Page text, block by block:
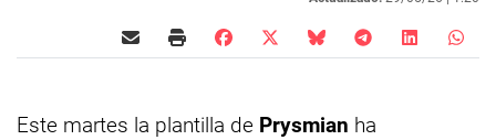
Este martes la plantilla de Prysmian ha